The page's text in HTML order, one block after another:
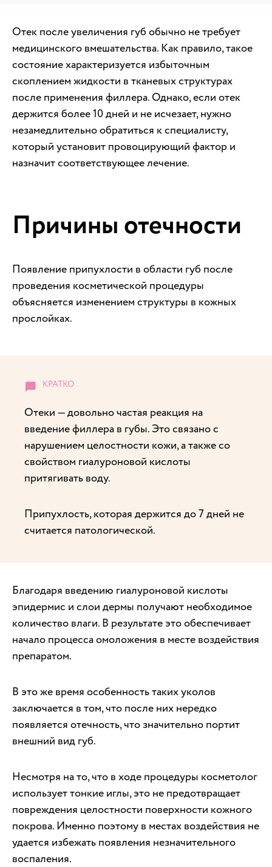
Отек после увеличения губ обычно не требует
медицинского вмешательства. Как правило, такое
состояние характеризуется избыточным
скоплением жидкости в тканевых структурах
после применения филлера. Однако, если отек
держится более 10 дней и не исчезает, нужно
незамедлительно обратиться к специалисту,
который установит провоцирующий фактор и
назначит соответствующее лечение.
Причины отечности
Появление припухлости в области губ после
проведения косметической процедуры
объясняется изменением структуры в кожных
прослойках.
Отеки — довольно частая реакция на
введение филлера в губы. Это связано с
нарушением целостности кожи, а также со
свойством гиалуроновой кислоты
притягивать воду.
Припухлость, которая держится до 7 дней не
считается патологической.
Благодаря введению гиалуроновой кислоты
эпидермис и слои дермы получают необходимое
количество влаги. В результате это обеспечивает
начало процесса омоложения в месте воздействия
препаратом.
В это же время особенность таких уколов
заключается в том, что после них нередко
появляется отечность, что значительно портит
внешний вид губ.
Несмотря на то, что в ходе процедуры косметолог
использует тонкие иглы, это не предотвращает
повреждения целостности поверхности кожного
покрова. Именно поэтому в местах воздействия не
удается избежать появления незначительного
воспаления.